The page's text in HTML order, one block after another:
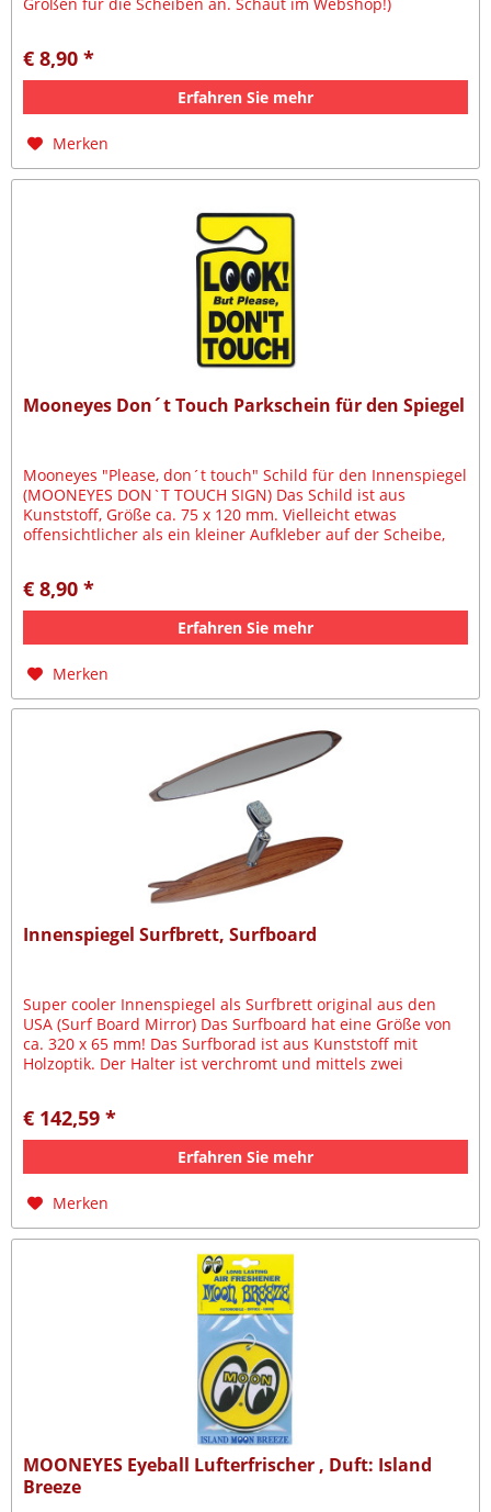
€ 8,90 *
Erfahren Sie mehr
Merken
Mooneyes Don´t Touch Parkschein für den Spiegel
Mooneyes "Please, don´t touch" Schild für den Innenspiegel
(MOONEYES DON`T TOUCH SIGN) Das Schild ist aus
Kunststoff, Größe ca. 75 x 120 mm. Vielleicht etwas
offensichtlicher als ein kleiner Aufkleber auf der Scheibe,
€ 8,90 *
Erfahren Sie mehr
Merken
Innenspiegel Surfbrett, Surfboard
Super cooler Innenspiegel als Surfbrett original aus den
USA (Surf Board Mirror) Das Surfboard hat eine Größe von
ca. 320 x 65 mm! Das Surfborad ist aus Kunststoff mit
Holzoptik. Der Halter ist verchromt und mittels zwei
€ 142,59 *
Erfahren Sie mehr
Merken
MOONEYES Eyeball Lufterfrischer , Duft: Island
Breeze